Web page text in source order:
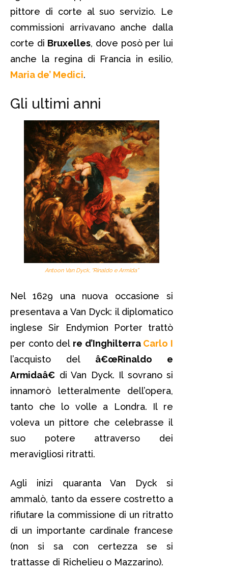
pittore di corte al suo servizio. Le
commissioni arrivavano anche dalla
corte di Bruxelles, dove posò per lui
anche la regina di Francia in esilio,
Maria de’ Medici.
Gli ultimi anni
Antoon Van Dyck, “Rinaldo e Armida”
Nel 1629 una nuova occasione si
presentava a Van Dyck: il diplomatico
inglese Sir Endymion Porter trattò
per conto del re d’Inghilterra Carlo I
l’acquisto del â€œRinaldo e
Armidaâ€ di Van Dyck. Il sovrano si
innamorò letteralmente dell’opera,
tanto che lo volle a Londra. Il re
voleva un pittore che celebrasse il
suo potere attraverso dei
meravigliosi ritratti.
Agli inizi quaranta Van Dyck si
ammalò, tanto da essere costretto a
rifiutare la commissione di un ritratto
di un importante cardinale francese
(non si sa con certezza se si
trattasse di Richelieu o Mazzarino).